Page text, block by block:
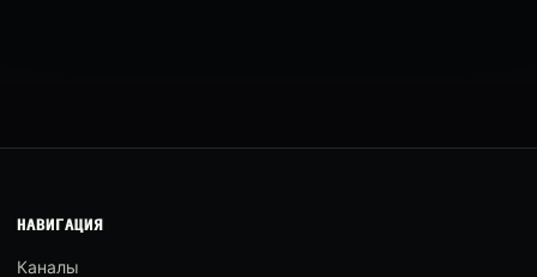
НАВИГАЦИЯ
Каналы